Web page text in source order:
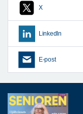
X
LinkedIn
E-post